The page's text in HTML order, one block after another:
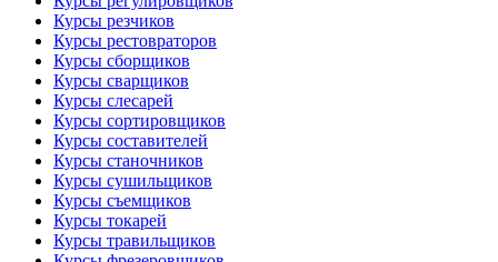
Курсы резчиков
Курсы рестовраторов
Курсы сборщиков
Курсы сварщиков
Курсы слесарей
Курсы сортировщиков
Курсы составителей
Курсы станочников
Курсы сушильщиков
Курсы съемщиков
Курсы токарей
Курсы травильщиков